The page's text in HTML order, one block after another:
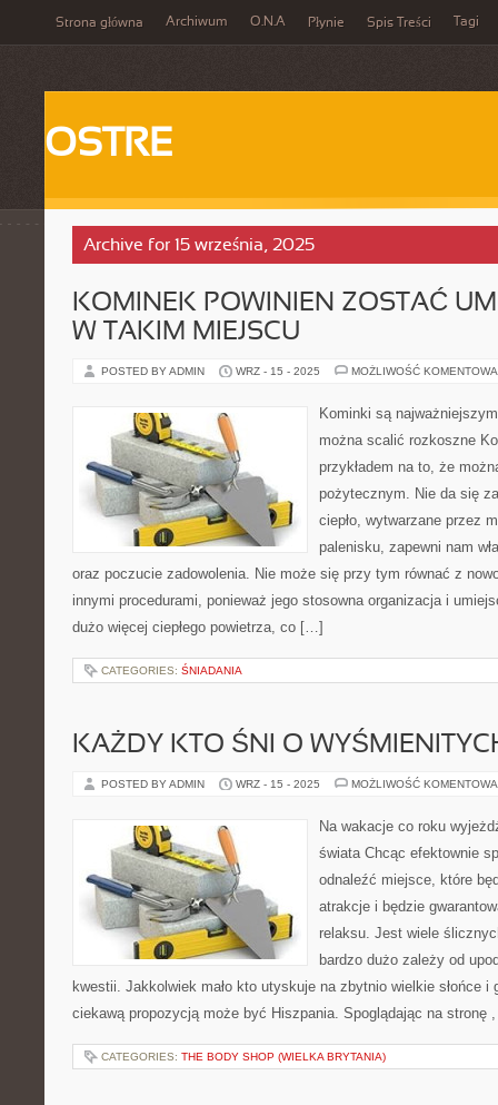
Strona główna Archiwum O.N.A Płynie Spis Treści Tagi
OSTRE
Archive for 15 września, 2025
KOMINEK POWINIEN ZOSTAĆ
W TAKIM MIEJSCU
POSTED BY ADMIN WRZ - 15 - 2025 MOŻLIWOŚĆ
Kominki są
można scalić rozkoszne
przykładem na to, że
pożytecznym. Nie da się
ciepło, wytwarzane przez
palenisku, zapewni nam
oraz poczucie zadowolenia. Nie może się przy tym równać z
innymi procedurami, ponieważ jego stosowna organizacja i
dużo więcej ciepłego powietrza, co […]
CATEGORIES: ŚNIADANIA
KAŻDY KTO ŚNI O
POSTED BY ADMIN WRZ - 15 - 2025 MOŻLIWOŚĆ
Na wakacje co roku
świata Chcąc efektownie
odnaleźć miejsce, które
atrakcje i będzie
relaksu. Jest wiele
bardzo dużo zależy od
kwestii. Jakkolwiek mało kto utyskuje na zbytnio wielkie słońce
ciekawą propozycją może być Hiszpania. Spoglądając na stronę
CATEGORIES: THE BODY SHOP (WIELKA BRYTANIA)